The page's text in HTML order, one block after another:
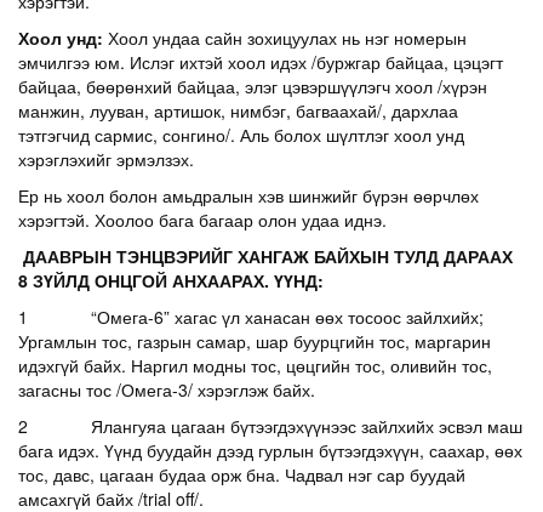
Хоол унд: Хоол ундаа сайн зохицуулах нь нэг номерын
эмчилгээ юм. Ислэг ихтэй хоол идэх /буржгар байцаа, цэцэгт
байцаа, бөөрөнхий байцаа, элэг цэвэршүүлэгч хоол /хүрэн
манжин, лууван, артишок, нимбэг, багваахай/, дархлаа
тэтгэгчид сармис, сонгино/. Аль болох шүлтлэг хоол унд
хэрэглэхийг эрмэлзэх.
Ер нь хоол болон амьдралын хэв шинжийг бүрэн өөрчлөх
хэрэгтэй. Хоолоо бага багаар олон удаа иднэ.
ДААВРЫН ТЭНЦВЭРИЙГ ХАНГАЖ БАЙХЫН ТУЛД ДАРААХ
8 ЗҮЙЛД ОНЦГОЙ АНХААРАХ. ҮҮНД:
1 “Омега-6” хагас үл ханасан өөх тосоос зайлхийх;
Ургамлын тос, газрын самар, шар буурцгийн тос, маргарин
идэхгүй байх. Наргил модны тос, цөцгийн тос, оливийн тос,
загасны тос /Омега-3/ хэрэглэж байх.
2 Ялангуяа цагаан бүтээгдэхүүнээс зайлхийх эсвэл маш
бага идэх. Үүнд буудайн дээд гурлын бүтээгдэхүүн, саахар, өөх
тос, давс, цагаан будаа орж бна. Чадвал нэг сар буудай
амсахгүй байх /trial off/.